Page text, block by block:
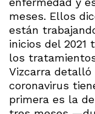
meses. Ellos
están
inicios del 2021
los
Vizcarra
coronavirus
primera es la